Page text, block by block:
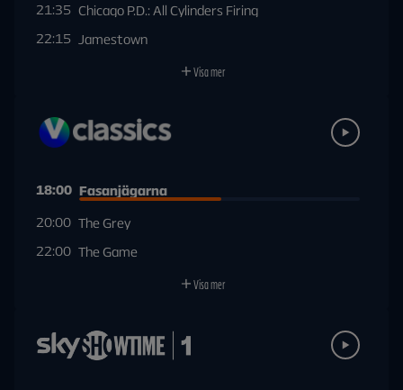
21:35 Chicago P.D.: All Cylinders Firing
22:15
Jamestown
Visa mer
18:00 Fasanjägarna
20:00 The Grey
22:00 The Game
Visa mer